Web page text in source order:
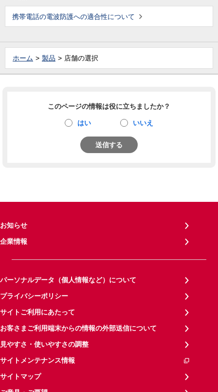
携帯電話の電波防護への適合性について
ホーム 製品 店舗の選択
このページの情報は役に立ちましたか？
はい いいえ
送信する
お知らせ
企業情報
パーソナルデータ（個人情報など）について
プライバシーポリシー
サイトご利用にあたって
お客さまご利用端末からの情報の外部送信について
見やすさ・使いやすさの調整
サイトメンテナンス情報
サイトマップ